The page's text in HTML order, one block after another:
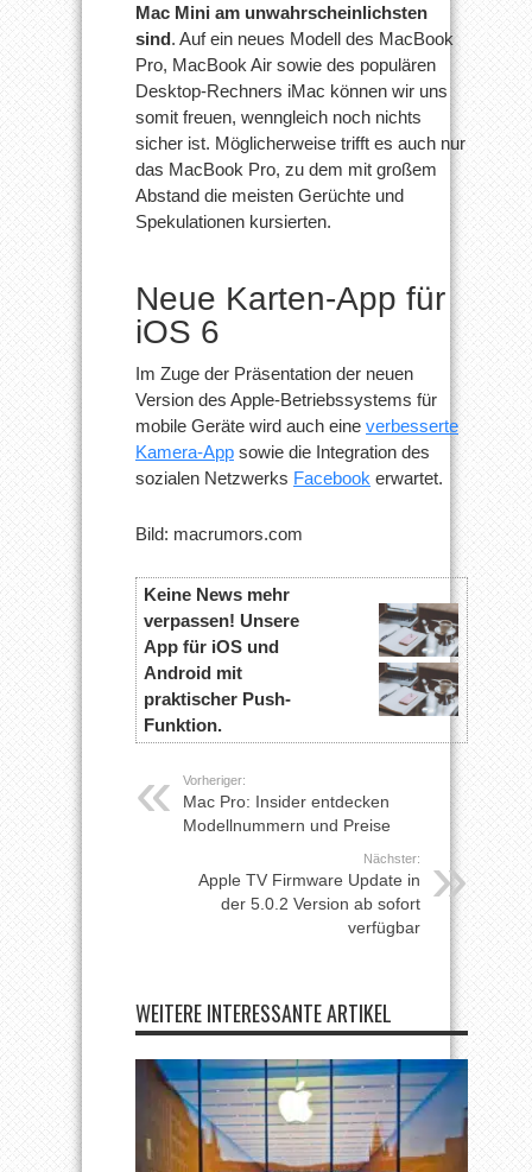
Mac Mini am unwahrscheinlichsten
sind. Auf ein neues Modell des MacBook
Pro, MacBook Air sowie des populären
Desktop-Rechners iMac können wir uns
somit freuen, wenngleich noch nichts
sicher ist. Möglicherweise trifft es auch nur
das MacBook Pro, zu dem mit großem
Abstand die meisten Gerüchte und
Spekulationen kursierten.
Neue Karten-App für
iOS 6
Im Zuge der Präsentation der neuen
Version des Apple-Betriebssystems für
mobile Geräte wird auch eine verbesserte
Kamera-App sowie die Integration des
sozialen Netzwerks Facebook erwartet.
Bild: macrumors.com
Keine News mehr
verpassen! Unsere
App für iOS und
Android mit
praktischer Push-
Funktion.
Vorheriger:
Mac Pro: Insider entdecken
Modellnummern und Preise
Nächster:
Apple TV Firmware Update in
der 5.0.2 Version ab sofort
verfügbar
WEITERE INTERESSANTE ARTIKEL